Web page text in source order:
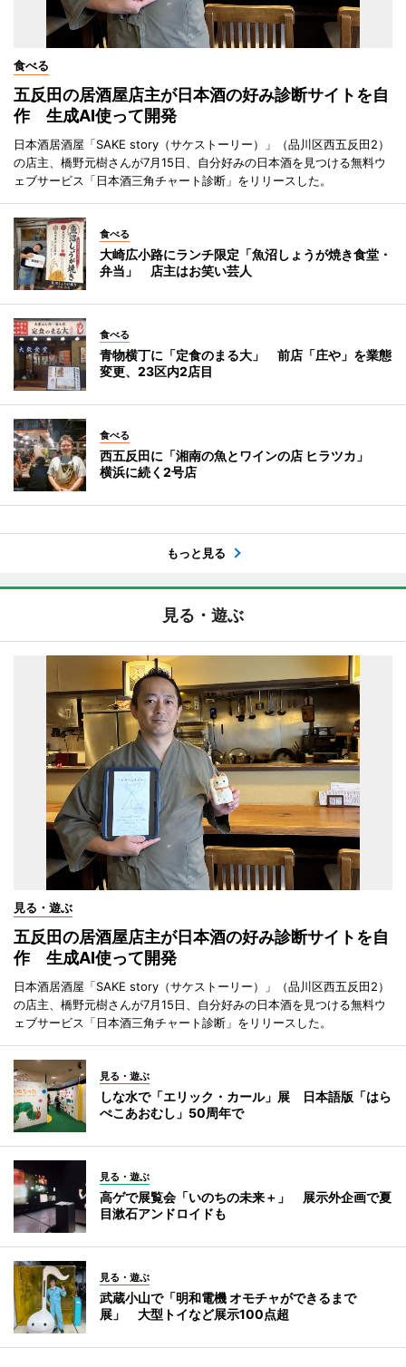
食べる
五反田の居酒屋店主が日本酒の好み診断サイトを自
作 生成AI使って開発
日本酒居酒屋「SAKE story（サケストーリー）」（品川区西五反田2）
の店主、橋野元樹さんが7月15日、自分好みの日本酒を見つける無料ウ
ェブサービス「日本酒三角チャート診断」をリリースした。
食べる
大崎広小路にランチ限定「魚沼しょうが焼き食堂・
弁当」 店主はお笑い芸人
食べる
青物横丁に「定食のまる大」 前店「庄や」を業態
変更、23区内2店目
食べる
西五反田に「湘南の魚とワインの店 ヒラツカ」
横浜に続く2号店
もっと見る
見る・遊ぶ
見る・遊ぶ
五反田の居酒屋店主が日本酒の好み診断サイトを自
作 生成AI使って開発
日本酒居酒屋「SAKE story（サケストーリー）」（品川区西五反田2）
の店主、橋野元樹さんが7月15日、自分好みの日本酒を見つける無料ウ
ェブサービス「日本酒三角チャート診断」をリリースした。
見る・遊ぶ
しな水で「エリック・カール」展 日本語版「はら
ぺこあおむし」50周年で
見る・遊ぶ
高ゲで展覧会「いのちの未来＋」 展示外企画で夏
目漱石アンドロイドも
見る・遊ぶ
武蔵小山で「明和電機 オモチャができるまで
展」 大型トイなど展示100点超